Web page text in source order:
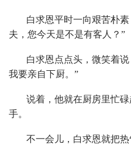
白求恩平时一向艰苦朴
夫，您今天是不是有客人？”
白求恩点点头，微笑着
我要亲自下厨。”
说着，他就在厨房里忙
手。
不一会儿，白求恩就把